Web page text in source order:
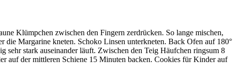
Klümpchen zwischen den Fingern zerdrücken. So lange mischen,
Margarine kneten. Schoko Linsen unterkneten. Back Ofen auf 180°
stark auseinander läuft. Zwischen den Teig Häufchen ringsum 8
auf der mittleren Schiene 15 Minuten backen. Cookies für Kinder auf